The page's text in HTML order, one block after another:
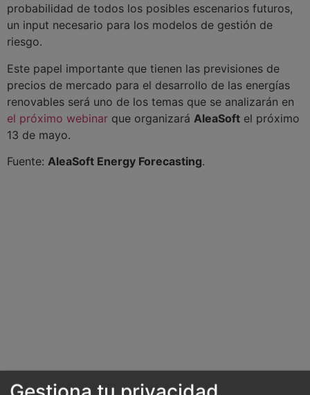
probabilidad de todos los posibles escenarios futuros,
un input necesario para los modelos de gestión de
riesgo.
Este papel importante que tienen las previsiones de
precios de mercado para el desarrollo de las energías
renovables será uno de los temas que se analizarán en
el próximo webinar que organizará AleaSoft el próximo
13 de mayo.
Fuente: AleaSoft Energy Forecasting.